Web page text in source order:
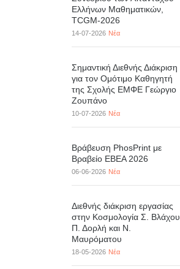
Ελλήνων Μαθηματικών,
TCGM-2026
14-07-2026 Νέα
Σημαντική Διεθνής Διάκριση
για τον Ομότιμο Καθηγητή
της Σχολής ΕΜΦΕ Γεώργιο
Ζουπάνο
10-07-2026 Νέα
Βράβευση PhosPrint με
Βραβείο ΕΒΕΑ 2026
06-06-2026 Νέα
Διεθνής διάκριση εργασίας
στην Κοσμολογία Σ. Βλάχου
Π. Δορλή και Ν.
Μαυρόματου
18-05-2026 Νέα